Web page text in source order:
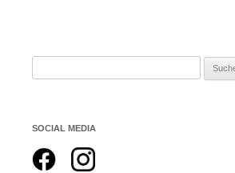
nach:
SOCIAL MEDIA